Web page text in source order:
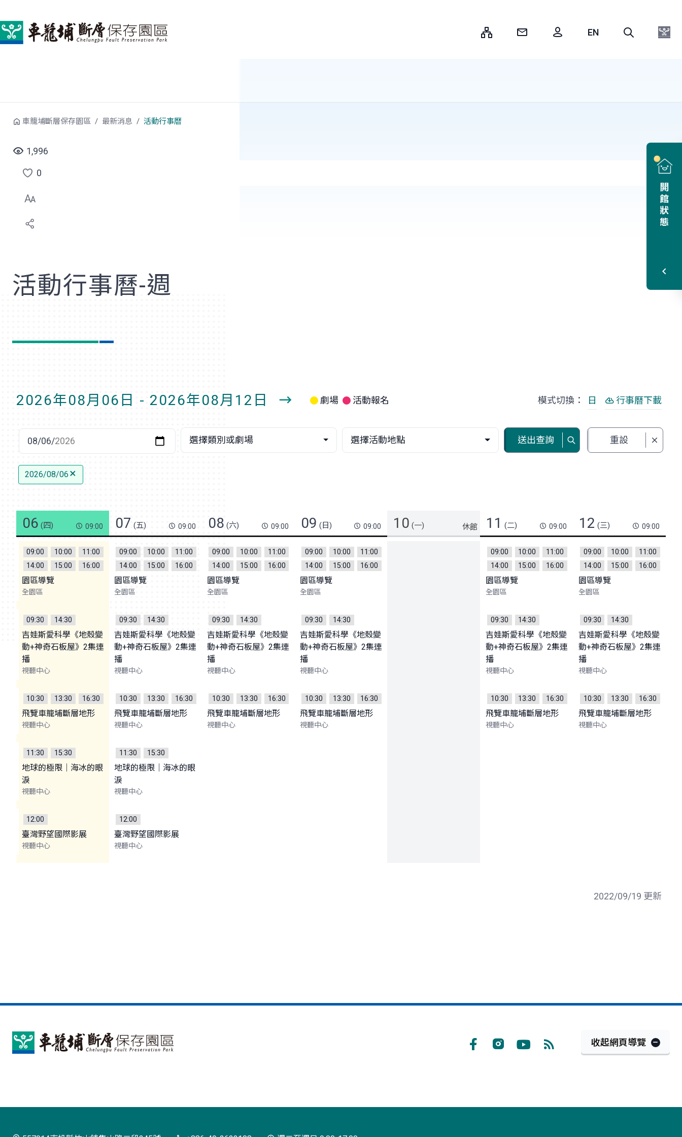
開館狀態
車籠埔斷層保存園區 最新消息 活動行事曆
1,996
點
選
喜
0
活動行事曆-週
2026年08月06日 - 2026年08月12日
一
劇場 活動報名 模式切換： 日 行事曆下載
選擇類別或劇場 選擇活動地點 送出查詢 重設
2026/08/06
06 (四) 09:00 07 (五) 09:00 08 (六) 09:00 09 (日) 09:00 10 (一) 11 (二) 09:00 12 (三) 09:00
09:00 10:00
11:00
14:00
15:00 16:00
園區導覽
全園區
09:00 10:00
11:00
14:00
15:00 16:00
園區導覽
全園區
09:00 10:00
11:00
14:00
15:00 16:00
園區導覽
全園區
09:00 10:00
11:00
14:00
15:00 16:00
園區導覽
全園區
09:00 10:00
11:00
14:00
15:00 16:00
園區導覽
全園區
09:00 10:00
11:00
14:00
15:00 16:00
園區導覽
全園區
09:30 14:30
吉娃斯愛科學《地殼變
動+神奇石板屋》2集連
播
視聽中心
09:30 14:30
吉娃斯愛科學《地殼變
動+神奇石板屋》2集連
播
視聽中心
09:30 14:30
吉娃斯愛科學《地殼變
動+神奇石板屋》2集連
播
視聽中心
09:30 14:30
吉娃斯愛科學《地殼變
動+神奇石板屋》2集連
播
視聽中心
09:30 14:30
吉娃斯愛科學《地殼變
動+神奇石板屋》2集連
播
視聽中心
09:30 14:30
吉娃斯愛科學《地殼變
動+神奇石板屋》2集連
播
視聽中心
10:30 13:30 16:30
飛覽車籠埔斷層地形
視聽中心
10:30 13:30 16:30
飛覽車籠埔斷層地形
視聽中心
10:30 13:30 16:30
飛覽車籠埔斷層地形
視聽中心
10:30 13:30 16:30
飛覽車籠埔斷層地形
視聽中心
10:30 13:30 16:30
飛覽車籠埔斷層地形
視聽中心
10:30 13:30 16:30
飛覽車籠埔斷層地形
視聽中心
11:30 15:30
地球的極限｜海冰的眼
淚
視聽中心
11:30 15:30
地球的極限｜海冰的眼
淚
視聽中心
12:00
臺灣野望國際影展
視聽中心
12:00
臺灣野望國際影展
視聽中心
2022/09/19 更新
車
收起網頁導覽